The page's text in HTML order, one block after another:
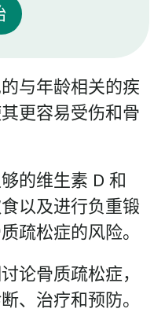
与年龄相关的疾
更容易受伤和骨
的维生素 D 和
以及进行负重锻
疏松症的风险。
论骨质疏松症，
、治疗和预防。